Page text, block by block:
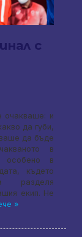
с
очакваше: и
да губи,
да бъде
в
особено в
където
разделя
екип. Не
»